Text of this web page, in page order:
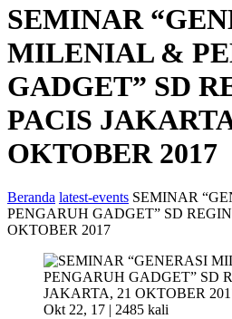
SEMINAR
MILENIAL &
GADGET” SD
PACIS
OKTOBER 2017
Beranda latest-events SEMINAR
PENGARUH GADGET” SD
OKTOBER 2017
Okt 22, 17 | 2485 kali